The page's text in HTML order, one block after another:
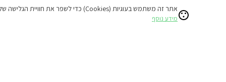
10% הנחת דקה 90
אתר זה משתמש בעוגיות (Cookies) כדי לשפר את חוויית הגלישה שלכם ולהציע תוכן מותאם אישי.
מידע נוסף